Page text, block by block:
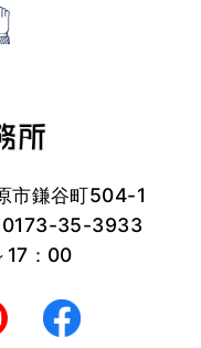
市鎌谷町504-1
0173-35-3933
17：00